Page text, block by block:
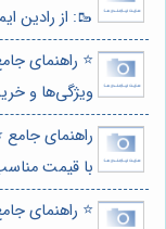
🥾: از رادین
⭐️ راهنمای
ویژگی‌ها و
راهنمای
با قیمت
⭐️ راهنمای